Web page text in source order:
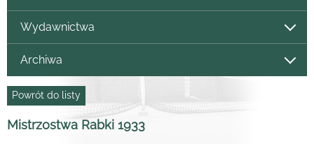
Wydawnictwa
Archiwa
Powrót do listy
Mistrzostwa Rabki 1933